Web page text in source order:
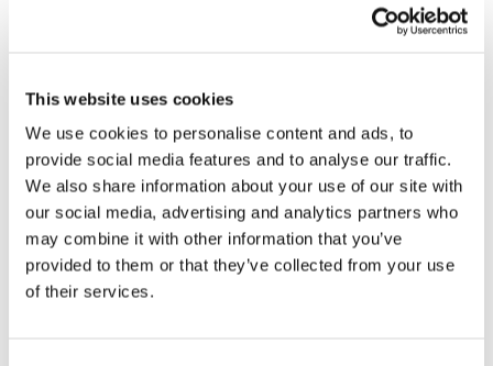
This website uses cookies
We use cookies to personalise content and ads, to
provide social media features and to analyse our traffic.
We also share information about your use of our site with
our social media, advertising and analytics partners who
may combine it with other information that you’ve
provided to them or that they’ve collected from your use
of their services.
contraseñas de los usuarios de Gawker
Media
Su dirección de correo electrónico no será publicada. Los
campos obligatorios están marcados con*